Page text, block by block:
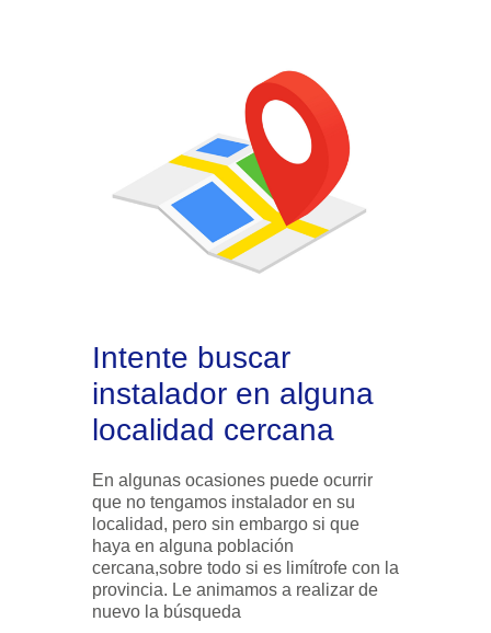
Intente buscar
instalador en alguna
localidad cercana
En algunas ocasiones puede ocurrir
que no tengamos instalador en su
localidad, pero sin embargo si que
haya en alguna población
cercana,sobre todo si es limítrofe con la
provincia. Le animamos a realizar de
nuevo la búsqueda